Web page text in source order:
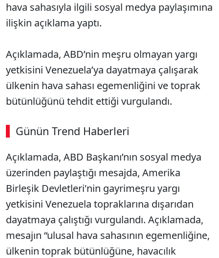
hava sahasıyla ilgili sosyal medya paylaşımına
ilişkin açıklama yaptı.
Açıklamada, ABD’nin meşru olmayan yargı
yetkisini Venezuela’ya dayatmaya çalışarak
ülkenin hava sahası egemenliğini ve toprak
bütünlüğünü tehdit ettiği vurgulandı.
Günün Trend Haberleri
00:02 / 09:08
Sesi Aç
Açıklamada, ABD Başkanı’nın sosyal medya
üzerinden paylaştığı mesajda, Amerika
Birleşik Devletleri'nin gayrimeşru yargı
yetkisini Venezuela topraklarına dışarıdan
dayatmaya çalıştığı vurgulandı. Açıklamada,
mesajın “ulusal hava sahasının egemenliğine,
ülkenin toprak bütünlüğüne, havacılık